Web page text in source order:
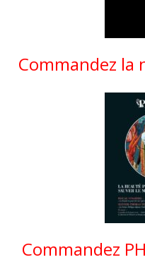
Commandez la
Commandez